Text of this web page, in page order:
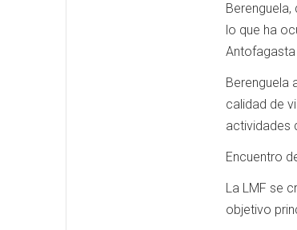
lo que ha
Antofagasta
Berenguela
calidad de
actividades
Encuentro
La LMF se
objetivo